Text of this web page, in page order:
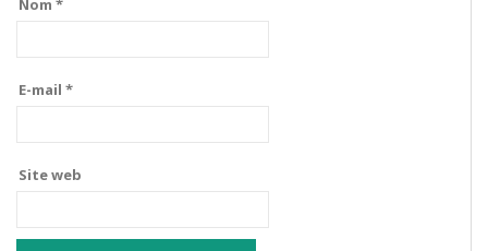
Nom *
E-mail *
Site web